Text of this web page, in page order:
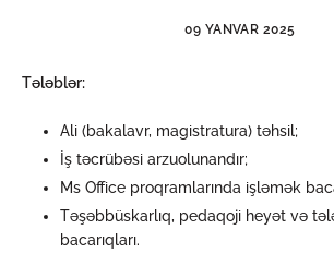
09 YANVAR 2025
Tələblər:
Ali (bakalavr, magistratura) təhsil;
İş təcrübəsi arzuolunandır;
Ms Office proqramlarında işləmək
Təşəbbüskarlıq, pedaqoji heyət və
bacarıqları.